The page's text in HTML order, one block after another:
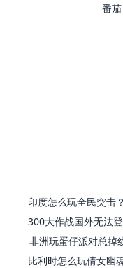
番
非洲玩蛋仔派对总掉